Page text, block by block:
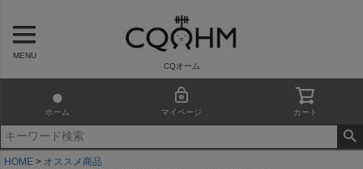
MENU
CQオーム
ホーム マイページ カート
HOME
オススメ商品